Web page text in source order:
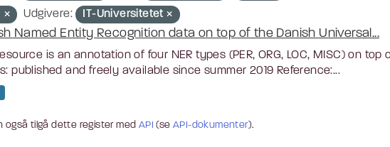
Udgivere: IT-Universitetet
Named Entity Recognition data on top of the Danish Universal...
is an annotation of four NER types (PER, ORG, LOC, MISC) on top
published and freely available since summer 2019 Reference:...
også tilgå dette register med API (seAPI-dokumenter).